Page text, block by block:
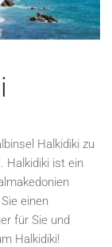
Halkidiki zu
. Halkidiki ist ein
einen
für Sie und
Halkidiki!